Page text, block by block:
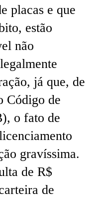
placas e que
estão
não
já que, de
Código de
o fato de
gravíssima.
de R$
de